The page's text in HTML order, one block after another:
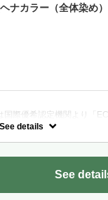
の組み合わせで髪の本来
ナカラー（全体染め
国際優希認定機関より「
)の認定を受けたヘナでカ
を、イオン導入器エレクト
See details
See